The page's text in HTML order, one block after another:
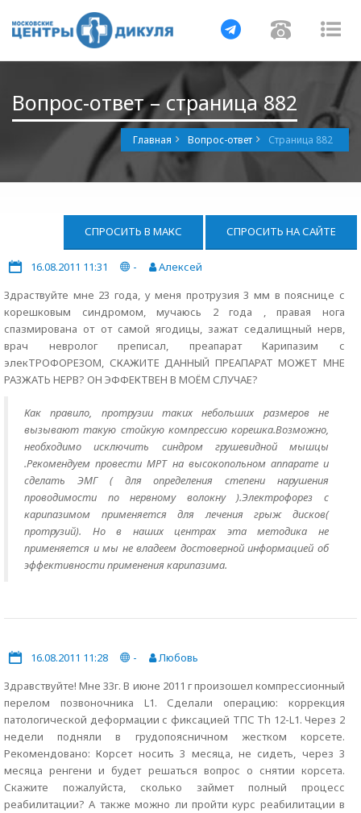
Навигация
Вопрос-ответ – страница 882
Главная Вопрос-ответ Страница 882
СПРОСИТЬ В МАКС СПРОСИТЬ НА САЙТЕ
16.08.2011 11:31 -
Алексей
Здраствуйте мне 23 года, у меня протрузия 3 мм в пояснице с
корешковым синдромом, мучаюсь 2 года , правая нога
спазмирована от от самой ягодицы, зажат седалищный нерв,
врач невролог преписал, преапарат Карипазим с
элекТРОФОРЕЗОМ, СКАЖИТЕ ДАННЫЙ ПРЕАПАРАТ МОЖЕТ МНЕ
РАЗЖАТЬ НЕРВ? ОН ЭФФЕКТВЕН В МОЁМ СЛУЧАЕ?
Как правило, протрузии таких небольших размеров не
вызывают такую стойкую компрессию корешка.Возможно,
необходимо исключить синдром грушевидной мышцы
.Рекомендуем провести МРТ на высокопольном аппарате и
сделать ЭМГ ( для определения степени нарушения
проводимости по нервному волокну ).Электрофорез с
карипазимом применяется для лечения грыж дисков(
протрузий). Но в наших центрах эта методика не
применяется и мы не владеем достоверной информацией об
эффективности применения карипазима.
16.08.2011 11:28 -
Любовь
Здравствуйте! Мне 33г. В июне 2011 г произошел компрессионный
перелом позвоночника L1. Сделали операцию: коррекция
патологической деформации с фиксацией ТПС Th 12-L1. Через 2
недели подняли в грудопоясничном жестком корсете.
Рекомендовано: Корсет носить 3 месяца, не сидеть, через 3
месяца ренгени и будет решаться вопрос о снятии корсета.
Скажите пожалуйста, сколько займет полный процесс
реабилитации? А также можно ли пройти курс реабилитации в